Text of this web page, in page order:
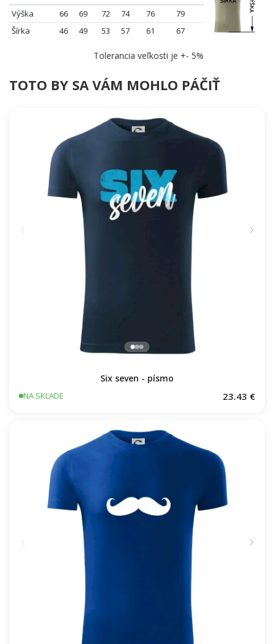
Výška 66 69 72 74 76
79
Šírka
46 49 53 57 61 67
Tolerancia veľkosti je +- 5%
TOTO BY SA VÁM MOHLO PÁČIŤ
Six seven - písmo
NA SKLADE 23.43 €